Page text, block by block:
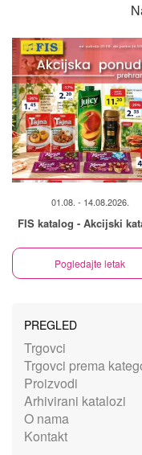
01.08. - 14.08.2026.
FIS katalog - Akcijski
Pogledajte letak
PREGLED
Trgovci
Trgovci prema
Proizvodi
Arhivirani katalozi
O nama
Kontakt